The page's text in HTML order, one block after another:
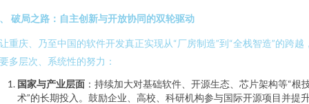
破局之路：自主创新与开放协同的双轮驱动
重庆、乃至中国的软件开发真正实现从“厂房制造”到“全栈智造”的跨越
多层次、系统性的努力：
国家与产业层面 ：持续加大对基础软件、开源生态、芯片架构等“根
术”的长期投入。鼓励企业、高校、科研机构参与国际开源项目并提